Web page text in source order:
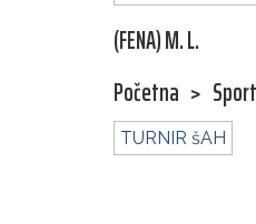
(FENA) M. L.
Početna > Sport
TURNIR šAH